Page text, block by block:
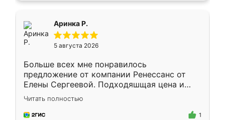
Аринка Р.
5 августа 2026
Больше всех мне понравилось
предложение от компании Ренессанс от
Елены Сергеевой. Подходяшщая цена и
короткие сроки изготовления. Приехавший
для замера сотрудник Владислав
предложил по моему эскизу самый
Читать полностью
1